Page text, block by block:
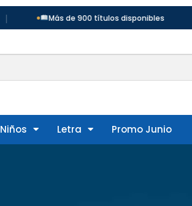
Más de 900 títulos disponibles |
Niños Letra Promo Junio